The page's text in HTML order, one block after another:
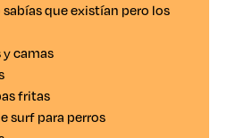
que existían pero los
y camas
fritas
surf para perros